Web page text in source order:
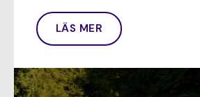
LÄS MER